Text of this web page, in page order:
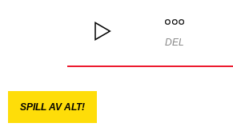
DEL
SPILL AV ALT!